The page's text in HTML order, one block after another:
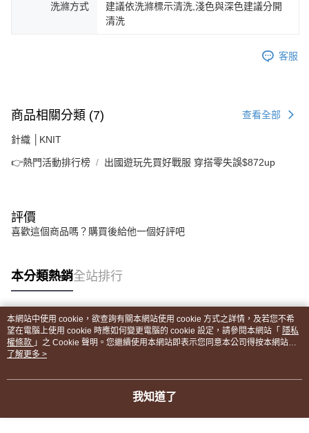
洗滌方式
建議依洗滌標示清洗,淺色與深色建議分開
清洗
客服
商品相關分類 (7) 查看全部
針織 │KNIT
👉熱門活動排行榜 出國遊玩先買好戰服 穿搭零失誤$872up
評價
喜歡這個商品嗎？購買後給他一個好評吧
本分類熱銷全站排行
熱門標籤
本網站中使用 cookie，欲查詢有關本網站使用 cookie 方式之詳情，及若您不希
望在電腦上使用 cookie 時應如何變更電腦的 cookie 設定，請參閱本網站「 隱私
權條款 」之 Cookie 聲明。您繼續使用本網站即表示您同意本公司得按本網站使
用條款之 Cookie 聲明使用 cookie。
了解更多 >
我知道了